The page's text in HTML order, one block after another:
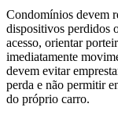
Condomínios devem
dispositivos perdidos
acesso, orientar
imediatamente
devem evitar
perda e não permitir
do próprio carro.